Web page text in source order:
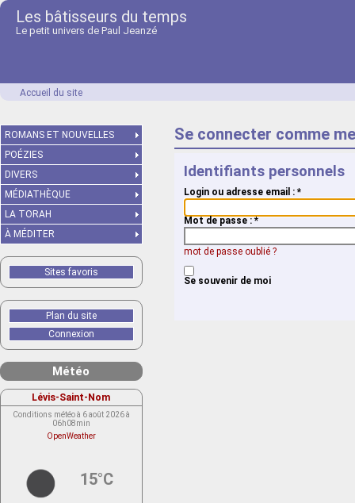
Les bâtisseurs du temps
Le petit univers de Paul Jeanzé
Accueil du site
Se connecter comme
Identifiants personnels
Login ou adresse email : *
Mot de passe :*
mot de passe oublié ?
Se souvenir de moi
ROMANS ET NOUVELLES
POÉZIES
DIVERS
MÉDIATHÈQUE
LA TORAH
À MÉDITER
Sites favoris
Plan du site
Connexion
Météo
Lévis-Saint-Nom
Conditions météo à 6 août 2026 à
06h08min
OpenWeather
15°C